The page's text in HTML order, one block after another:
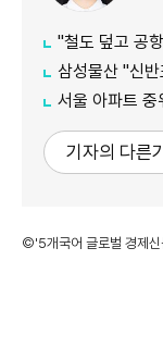
"철도 덮고 공
삼성물산 "신
서울 아파트 중위
기자의 다른
©'5개국어 글로벌 경제신